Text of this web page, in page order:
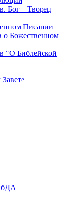
Бог – Творец
Писании
о Божественном
“О Библейской